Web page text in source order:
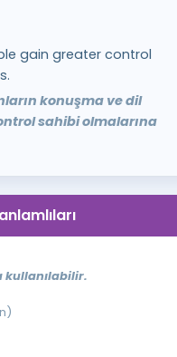
gain greater control
konuşma ve dil
sahibi olmalarına
kullanılabilir.